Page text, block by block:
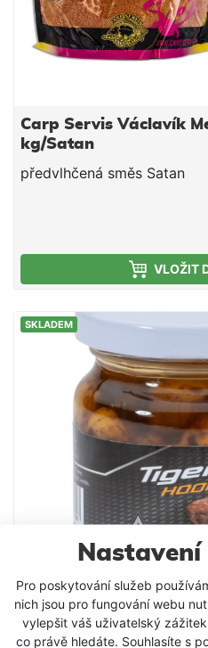
Pro poskytování služeb
nich jsou pro fungování webu
vylepšit váš uživatelský
co právě hledáte. Souhlasíte s
Carp Servis Václavík
kg/Satan
předvlhčená směs Satan
VLOŽIT
SKLADEM
Saenger tygří ořech